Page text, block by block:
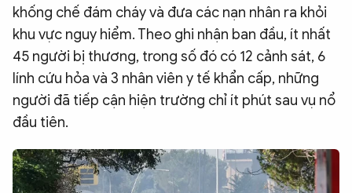
khống chế đám cháy và đưa các nạn nhân ra khỏi
khu vực nguy hiểm. Theo ghi nhận ban đầu, ít nhất
45 người bị thương, trong số đó có 12 cảnh sát, 6
lính cứu hỏa và 3 nhân viên y tế khẩn cấp, những
người đã tiếp cận hiện trường chỉ ít phút sau vụ nổ
đầu tiên.